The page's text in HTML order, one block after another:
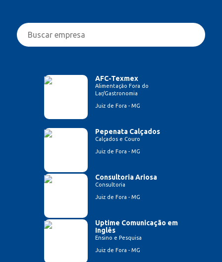
AFC-Texmex
Alimentação Fora do
Lar/Gastronomia
Juiz de Fora - MG
Pepenata Calçados
Calçados e Couro
Juiz de Fora - MG
Consultoria Ariosa
Consultoria
Juiz de Fora - MG
Uptime Comunicação em
Inglês
Ensino e Pesquisa
Juiz de Fora - MG